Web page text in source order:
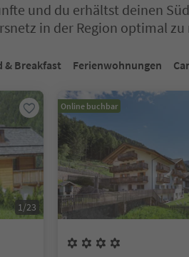
und du erhältst deinen
in der Region optimal zu
& Breakfast Ferienwohnungen
1/23
Online buchbar